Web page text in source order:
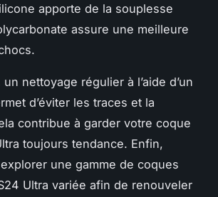
apporte de la souplesse
assure une meilleure
un nettoyage régulier à l’aide d’un
d’éviter les traces et la
contribue à garder votre coque
toujours tendance. Enfin,
une gamme de coques
Ultra variée afin de renouveler